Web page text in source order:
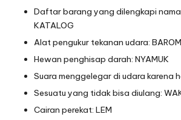
Daftar barang yang dilengkapi
KATALOG
Alat pengukur tekanan udara:
Hewan penghisap darah: NYAMUK
Suara menggelegar di udara karena
Sesuatu yang tidak bisa diulang:
Cairan perekat: LEM